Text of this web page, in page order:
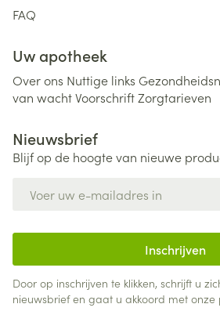
FAQ
Uw apotheek
Over ons Nuttige links
van wachtVoorschriftZorgtarieven
Nieuwsbrief
Blijf op de hoogte van nieuwe
Inschrijven
Door op inschrijven te klikken, schrijft u
nieuwsbrief en gaat u akkoord met onze